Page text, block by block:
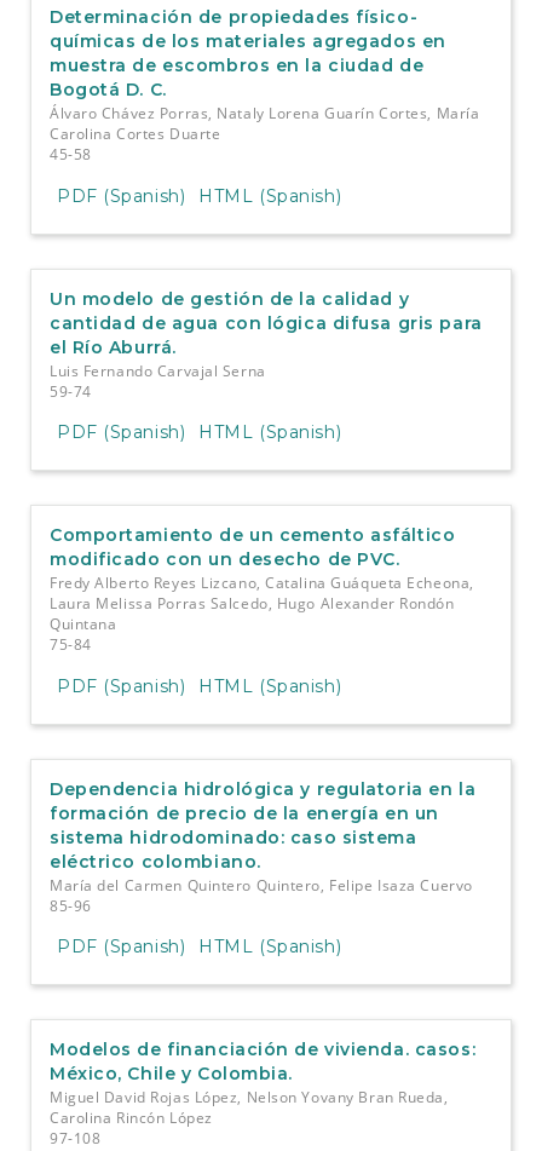
Determinación de propiedades físico-
químicas de los materiales agregados en
muestra de escombros en la ciudad de
Bogotá D. C.
Álvaro Chávez Porras, Nataly Lorena Guarín Cortes, María
Carolina Cortes Duarte
45-58
PDF (Spanish) HTML (Spanish)
Un modelo de gestión de la calidad y
cantidad de agua con lógica difusa gris para
el Río Aburrá.
Luis Fernando Carvajal Serna
59-74
PDF (Spanish) HTML (Spanish)
Comportamiento de un cemento asfáltico
modificado con un desecho de PVC.
Fredy Alberto Reyes Lizcano, Catalina Guáqueta Echeona,
Laura Melissa Porras Salcedo, Hugo Alexander Rondón
Quintana
75-84
PDF (Spanish) HTML (Spanish)
Dependencia hidrológica y regulatoria en la
formación de precio de la energía en un
sistema hidrodominado: caso sistema
eléctrico colombiano.
María del Carmen Quintero Quintero, Felipe Isaza Cuervo
85-96
PDF (Spanish) HTML (Spanish)
Modelos de financiación de vivienda. casos:
México, Chile y Colombia.
Miguel David Rojas López, Nelson Yovany Bran Rueda,
Carolina Rincón López
97-108